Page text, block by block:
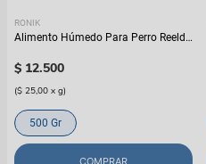
RONIK
Alimento Húmedo Para Perro Reelds
$ 12.500
($ 25,00 x g)
500 Gr
COMPRAR